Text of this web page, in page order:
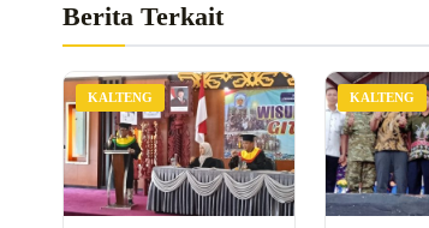
Berita Terkait
KALTENG KALTENG